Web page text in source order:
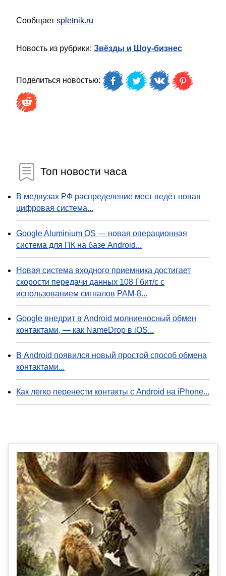
Сообщает spletnik.ru
Новость из рубрики: Звёзды и Шоу-бизнес
Поделиться новостью:
Топ новости часа
В медвузах РФ распределение мест ведёт новая
цифровая система...
Google Aluminium OS — новая операционная
система для ПК на базе Android...
Новая система входного приемника достигает
скорости передачи данных 108 Гбит/с с
использованием сигналов PAM-8...
Google внедрит в Android молниеносный обмен
контактами, — как NameDrop в iOS...
В Android появился новый простой способ обмена
контактами...
Как легко перенести контакты с Android на iPhone...